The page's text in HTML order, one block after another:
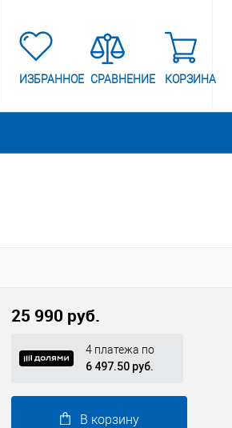
ИЗБРАННОЕ СРАВНЕНИЕ КОРЗИНА
25 990 руб.
4 платежа по
6 497.50 руб.
В корзину